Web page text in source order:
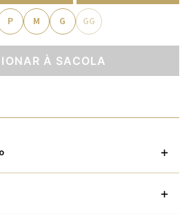
P M G GG
À SACOLA